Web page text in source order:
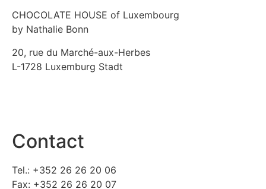
CHOCOLATE HOUSE of Luxembourg
by Nathalie Bonn
20, rue du Marché-aux-Herbes
L-1728 Luxemburg Stadt
Contact
Tel.: +352 26 26 20 06
Fax: +352 26 26 20 07